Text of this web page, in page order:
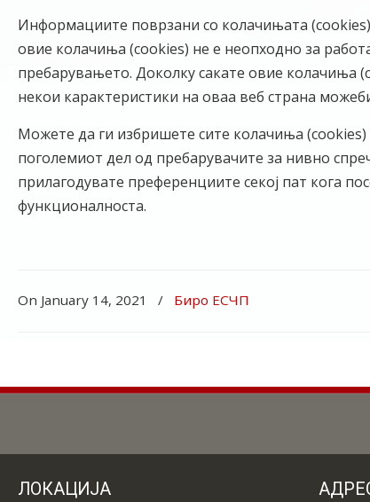
Информациите поврзани со колачињата
овие колачиња (cookies) не е неопходно за
пребарувањето. Доколку сакате овие колачиња
некои карактеристики на оваа веб страна
Можете да ги избришете сите колачиња
поголемиот дел од пребарувачите за нивно
прилагодувате преференциите секој пат кога
функционалноста.
On January 14, 2021 / Биро ЕСЧП
ЛОКАЦИЈА